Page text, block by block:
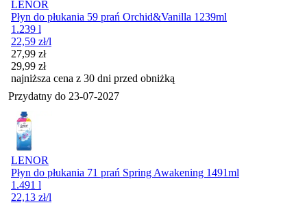
LENOR
Płyn do płukania 59 prań Orchid&Vanilla 1239ml
1.239 l
22,59 zł/l
Cena promocyjna
27,99 zł
29,99 zł
najniższa cena z 30 dni przed obniżką
Przydatny do 23-07-2027
LENOR
Płyn do płukania 71 prań Spring Awakening 1491ml
1.491 l
22,13 zł/l